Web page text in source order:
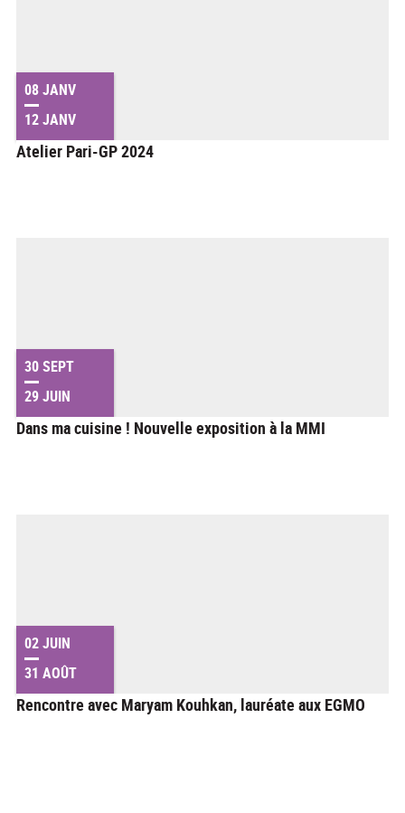
08 JANV
12 JANV
Atelier Pari-GP 2024
30 SEPT
29 JUIN
Dans ma cuisine ! Nouvelle exposition à la MMI
02 JUIN
31 AOÛT
Rencontre avec Maryam Kouhkan, lauréate aux EGMO